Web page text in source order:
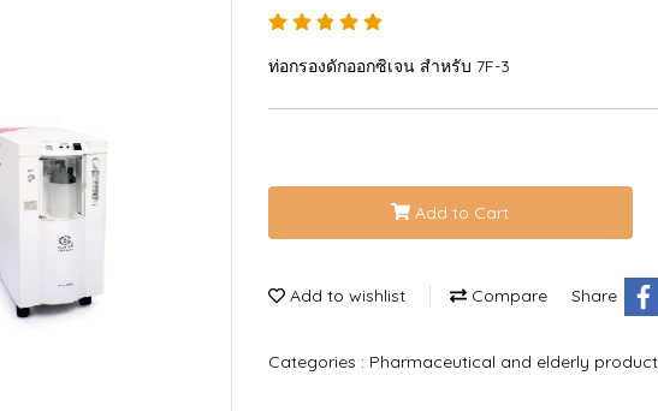
ท่อกรองดักออกซิเจน สำหรับ 7F-3
Add to Cart
Add to wishlist Compare Share
Categories : Pharmaceutical and elderly